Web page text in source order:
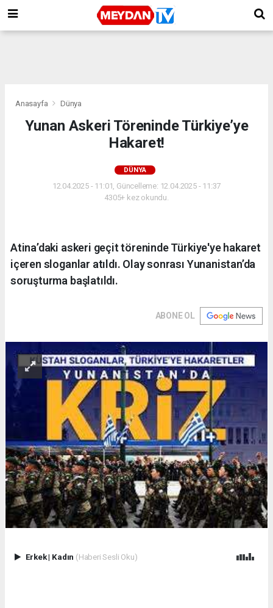
Anasayfa Dünya
Yunan Askeri Töreninde Türkiye’ye
Hakaret!
DÜNYA
12.04.2025 - 11:01, Güncelleme: 12.04.2025 - 11:37
4305+ kez okundu.
Atina’daki askeri geçit töreninde Türkiye'ye hakaret
içeren sloganlar atıldı. Olay sonrası Yunanistan’da
soruşturma başlatıldı.
ABONE OL
Erkek| Kadın (Haberi Sesli Oku)